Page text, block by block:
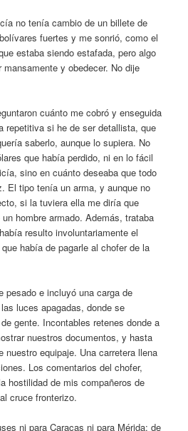
no tenía cambio de un billete de
fuertes y me sonrió, como el
estaba siendo estafada, pero algo
y obedecer. No dije
cuánto me cobró y enseguida
repetitiva si he de ser detallista, que
saberlo, aunque lo supiera. No
que había perdido, ni en lo fácil
sino en cuánto deseaba que todo
El tipo tenía un arma, y aunque no
si la tuviera ella me diría que
hombre armado. Además, trataba
resulto involuntariamente el
había de pagarle al chofer de la
pesado e incluyó una carga de
luces apagadas, donde se
gente. Incontables retenes donde a
nuestros documentos, y hasta
nuestro equipaje. Una carretera llena
Los comentarios del chofer,
hostilidad de mis compañeros de
cruce fronterizo.
ni para Caracas ni para Mérida; de